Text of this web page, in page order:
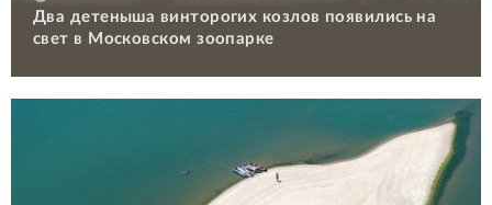
Два детеныша винторогих козлов появились на
свет в Московском зоопарке